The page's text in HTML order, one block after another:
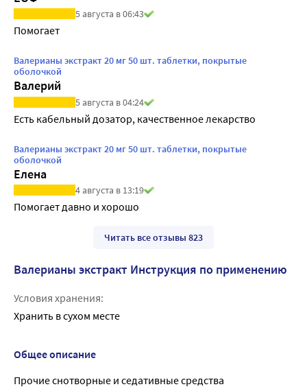
5 августа в 06:43
Помогает
Валерианы экстракт 20 мг 50 шт. таблетки, покрытые
оболочкой
Валерий
5 августа в 04:24
Есть кабельный дозатор, качественное лекарство
Валерианы экстракт 20 мг 50 шт. таблетки, покрытые
оболочкой
Елена
4 августа в 13:19
Помогает давно и хорошо
Читать все отзывы 823
Валерианы экстракт Инструкция по применению
Условия хранения:
Хранить в сухом месте
Общее описание
Прочие снотворные и седативные средства